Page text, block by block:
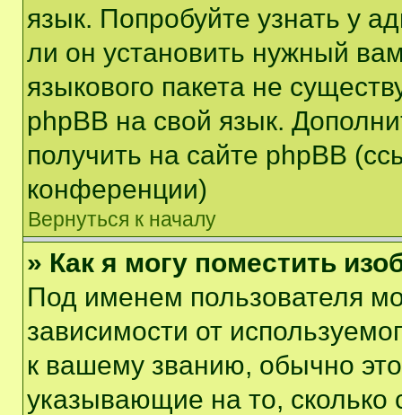
язык. Попробуйте узнать у
ли он установить нужный
языкового пакета не
phpBB на свой язык.
получить на сайте phpBB
конференции)
Вернуться к началу
» Как я могу поместить
Под именем пользователя
зависимости от
к вашему званию, обычно это
указывающие на то,